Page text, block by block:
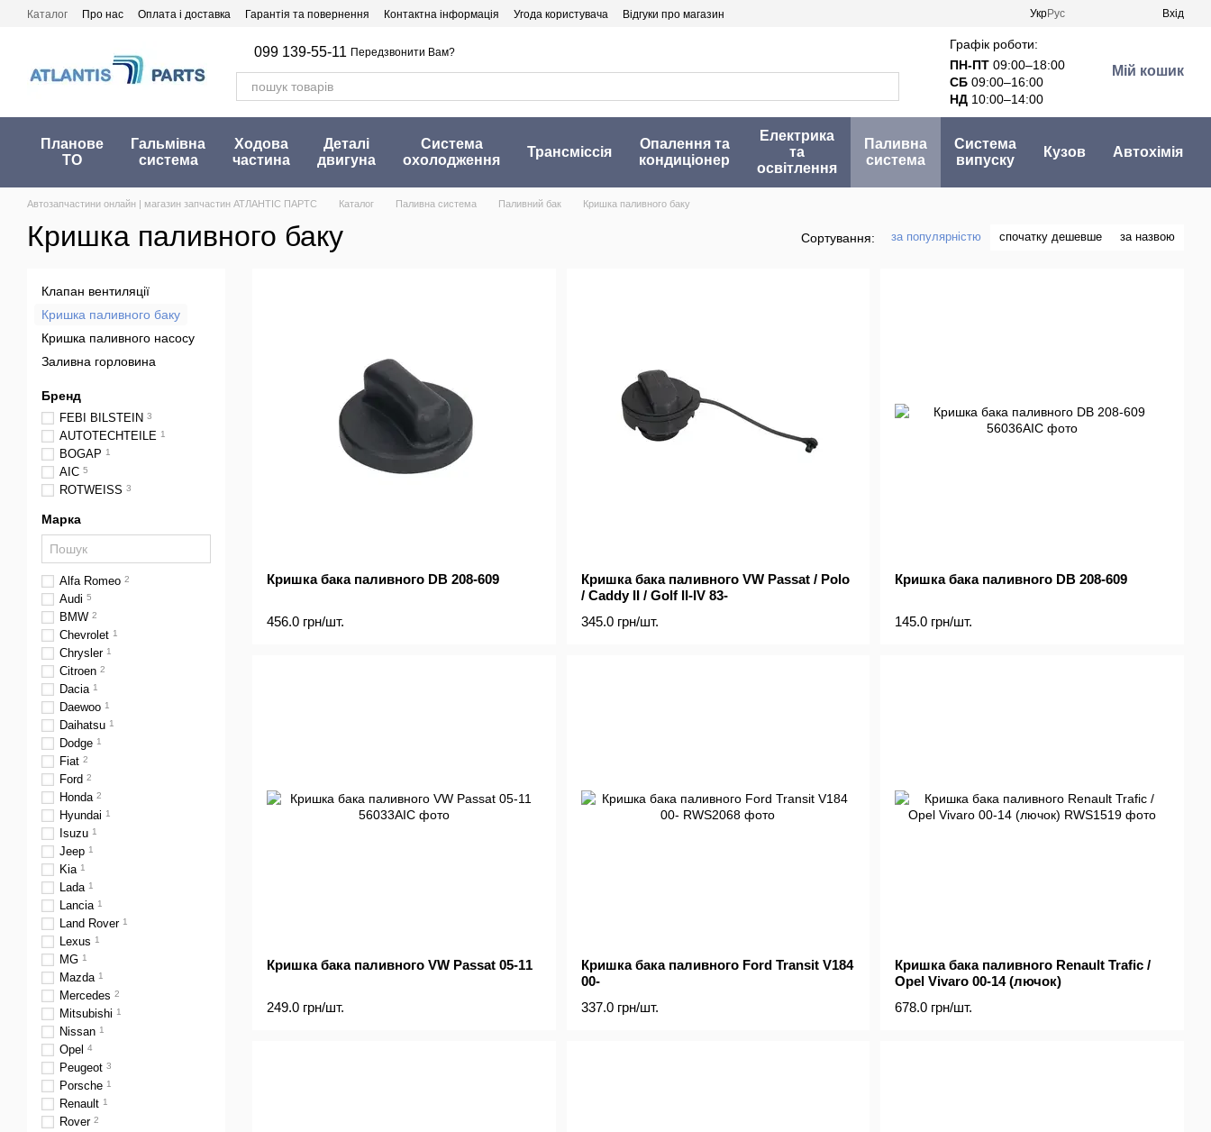
Перейти до основного контенту
Каталог Про нас Оплата і доставка Гарантія та повернення Контактна інформація Угода користувача Відгуки про магазин УкрРус Вхід
099 139-55-11 Передзвонити Вам?
Графік роботи:
ПН-ПТ 09:00–18:00
СБ 09:00–16:00
НД 10:00–14:00
Мій кошик
Планове
ТО
Гальмівна
система
Ходова
частина
Деталі
двигуна
Система
охолодження
Трансміссія
Опалення та
кондиціонер
Електрика
та
освітлення
Паливна
система
Система
випуску
Кузов Автохімія
Автозапчастини онлайн | магазин запчастин АТЛАНТІС ПАРТС Каталог Паливна система Паливний бак Кришка паливного баку
Кришка паливного баку Сортування: за популярністю спочатку дешевше за назвою
Кришка бака паливного DB 208-609
456.0 грн/шт.
Кришка бака паливного VW Passat / Polo
/ Caddy II / Golf II-IV 83-
345.0 грн/шт.
Кришка бака паливного DB 208-609
145.0 грн/шт.
Кришка бака паливного VW Passat 05-11
249.0 грн/шт.
Кришка бака паливного Ford Transit V184
00-
337.0 грн/шт.
Кришка бака паливного Renault Trafic /
Opel Vivaro 00-14 (лючок)
678.0 грн/шт.
Клапан вентиляції
Кришка паливного баку
Кришка паливного насосу
Заливна горловина
Бренд
FEBI BILSTEIN 3
AUTOTECHTEILE 1
BOGAP 1
AIC 5
ROTWEISS 3
Марка
Alfa Romeo 2
Audi 5
BMW 2
Chevrolet 1
Chrysler 1
Citroen 2
Dacia 1
Daewoo 1
Daihatsu 1
Dodge 1
Fiat 2
Ford 2
Honda 2
Hyundai 1
Isuzu 1
Jeep 1
Kia 1
Lada 1
Lancia 1
Land Rover 1
Lexus 1
MG 1
Mazda 1
Mercedes 2
Mitsubishi 1
Nissan 1
Opel 4
Peugeot 3
Porsche 1
Renault 1
Rover 2